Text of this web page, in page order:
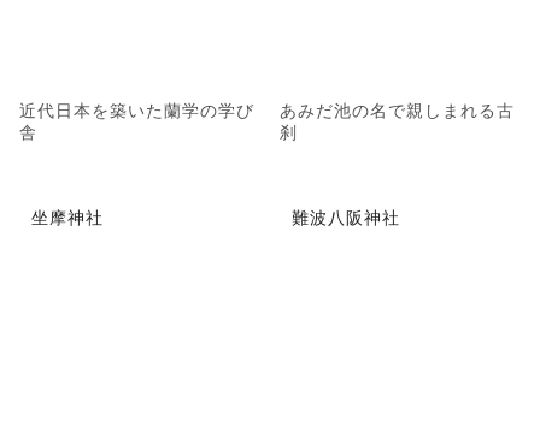
近代日本を築いた蘭学の学び
舎
あみだ池の名で親しまれる古
刹
坐摩神社 難波八阪神社